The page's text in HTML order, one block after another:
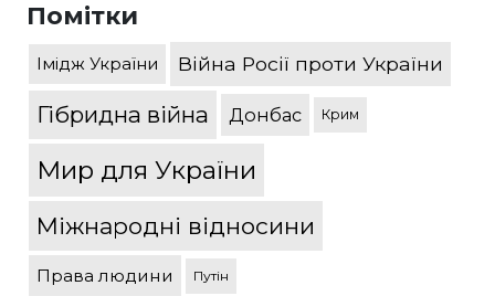
Помітки
Імідж України Війна Росії проти України
Гібридна війна Донбас Крим
Мир для України
Міжнародні відносини
Права людини Путін